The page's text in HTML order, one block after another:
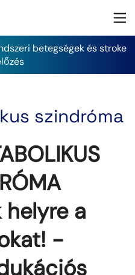
betegségek és stroke
szindróma
helyre a
-